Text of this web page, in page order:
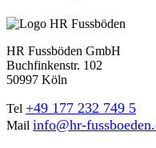
HR Fussböden GmbH
Buchfinkenstr. 102
50997 Köln
Tel +49 177 232 749 5
Mail info@hr-